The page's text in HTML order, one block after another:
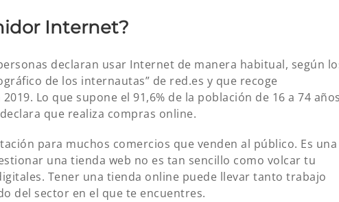
Internet?
declaran usar Internet de manera habitual, según
de los internautas” de red.es y que recoge
Lo que supone el 91,6% de la población de 16 a 74
que realiza compras online.
para muchos comercios que venden al público. Es una
una tienda web no es tan sencillo como volcar tu
Tener una tienda online puede llevar tanto trabajo
del sector en el que te encuentres.